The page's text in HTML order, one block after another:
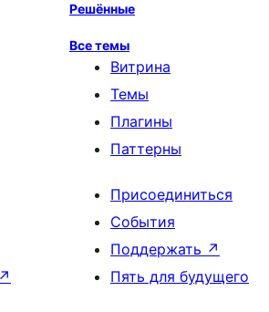
Решённые
Все темы
Витрина
Темы
Плагины
Паттерны
↗
Присоединиться
События
Поддержать ↗
Пять для будущего